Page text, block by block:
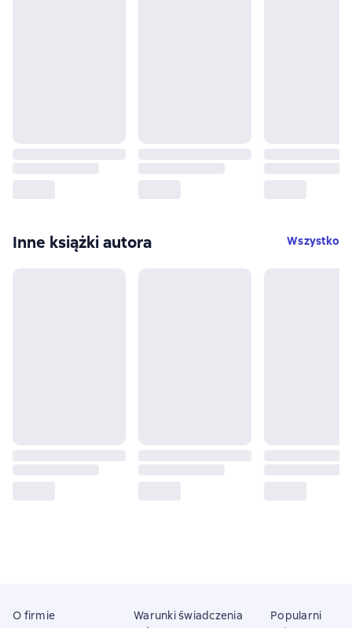
Inne książki autora Wszystko
O firmie
Warunki świadczenia
Popularni